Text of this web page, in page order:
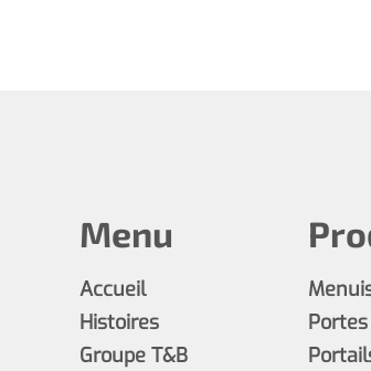
Menu
Accueil
Histoires
Groupe T&B